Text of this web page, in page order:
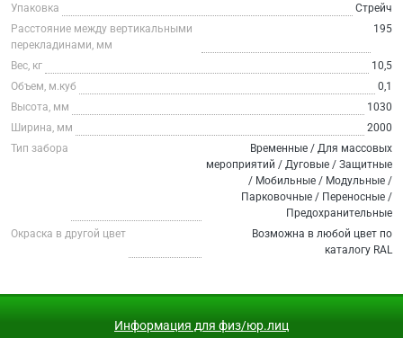
Упаковка
Стрейч
Расстояние между вертикальными
перекладинами, мм
195
Вес, кг
10,5
Объем, м.куб
0,1
Высота, мм
1030
Ширина, мм
2000
Тип забора
Временные / Для массовых
мероприятий / Дуговые / Защитные
/ Мобильные / Модульные /
Парковочные / Переносные /
Предохранительные
Окраска в другой цвет
Возможна в любой цвет по
каталогу RAL
Информация для физ/юр.лиц